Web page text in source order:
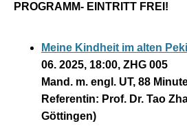
PROGRAMM- EINTRITT FREI!
Meine Kindheit im alten
06. 2025, 18:00, ZHG 005
Mand. m. engl. UT, 88
Referentin: Prof. Dr. Tao
Göttingen)